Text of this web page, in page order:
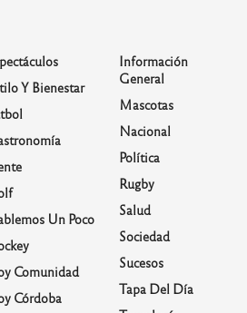
Y Bienestar
Un Poco
Comunidad
Córdoba
Información
General
Mascotas
Nacional
Política
Rugby
Salud
Sociedad
Sucesos
Tapa Del Día